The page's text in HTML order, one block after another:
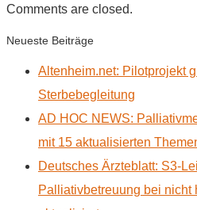
Comments are closed.
Neueste Beiträge
Altenheim.net: Pilotprojekt
Sterbebegleitung
AD HOC NEWS:
mit 15 aktualisierten
Deutsches Ärzteblatt: S3-
Palliativbetreuung bei nicht